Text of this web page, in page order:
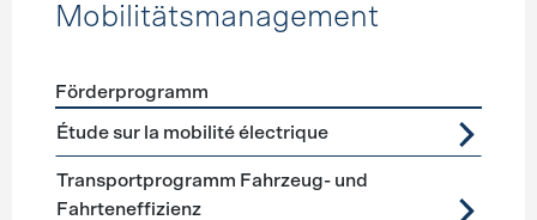
Mobilitätsmanagement
Förderprogramme Mobilitätsmanagement
Förderprogramm
Étude sur la mobilité électrique
Transportprogramm Fahrzeug- und
Fahrteneffizienz